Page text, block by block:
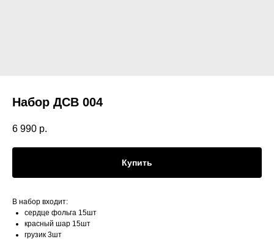
Набор ДСВ 004
6 990 р.
Купить
В набор входит:
сердце фольга 15шт
красный шар 15шт
грузик 3шт